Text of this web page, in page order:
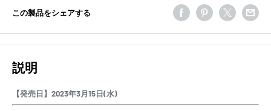
この製品をシェアする
説明
【発売日】2023年3月15日(水)